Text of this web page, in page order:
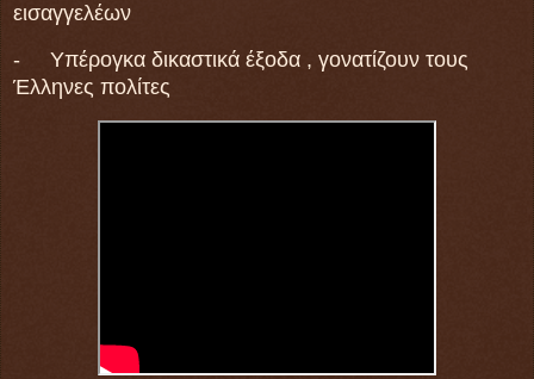
εισαγγελέων
- Υπέρογκα δικαστικά έξοδα , γονατίζουν τους
Έλληνες πολίτες